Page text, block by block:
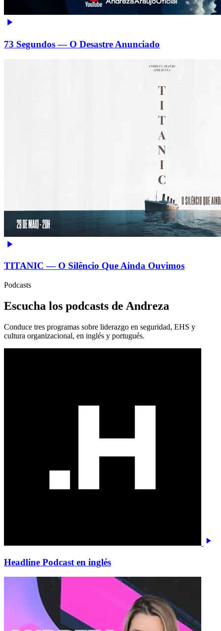
73 Segundos — O Desastre Anunciado
TITANIC — O Silêncio Que Ainda Ouvimos
Podcasts
Escucha los podcasts de Andreza
Conduce tres programas sobre liderazgo en seguridad, EHS y
cultura organizacional, en inglés y portugués.
Headline Podcast en inglés